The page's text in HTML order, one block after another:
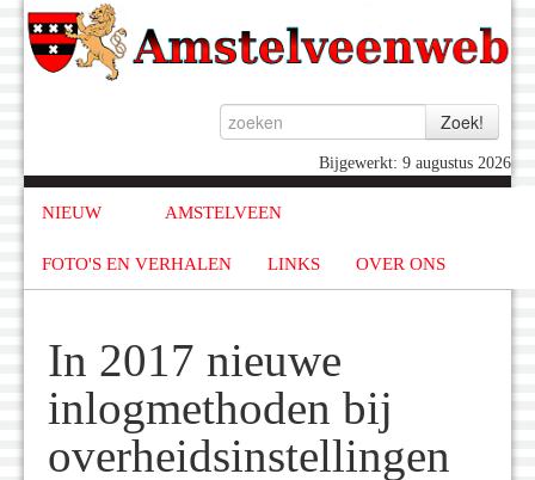
Bijgewerkt: 9 augustus 2026
NIEUW AMSTELVEEN
FOTO'S EN VERHALEN LINKS OVER ONS
In 2017 nieuwe
inlogmethoden bij
overheidsinstellingen